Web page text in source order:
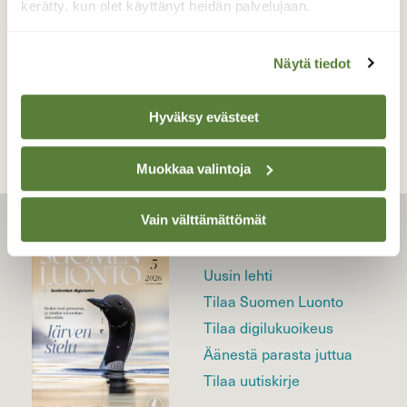
kerätty, kun olet käyttänyt heidän palvelujaan.
Näytä tiedot
Hyväksy evästeet
Muokkaa valintoja
Vain välttämättömät
TAKAISIN LISTAAN
LEHTI
Uusin lehti
Tilaa Suomen Luonto
Tilaa digilukuoikeus
Äänestä parasta juttua
Tilaa uutiskirje